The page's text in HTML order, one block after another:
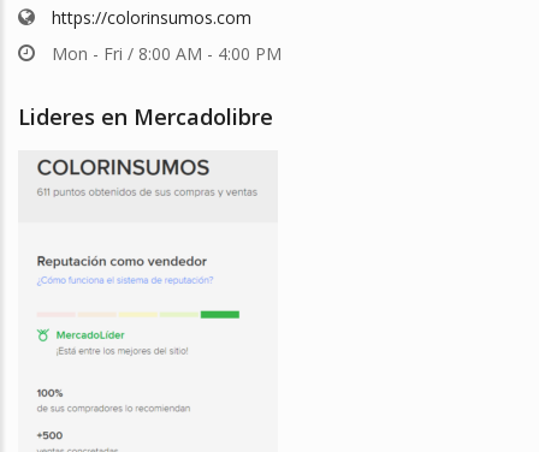
https://colorinsumos.com
Mon - Fri / 8:00 AM - 4:00 PM
Lideres en Mercadolibre